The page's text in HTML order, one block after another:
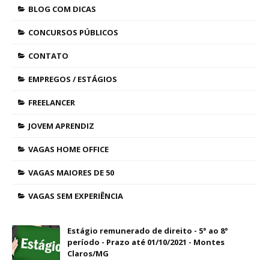
BLOG COM DICAS
CONCURSOS PÚBLICOS
CONTATO
EMPREGOS / ESTÁGIOS
FREELANCER
JOVEM APRENDIZ
VAGAS HOME OFFICE
VAGAS MAIORES DE 50
VAGAS SEM EXPERIÊNCIA
Estágio remunerado de direito - 5° ao 8°
período - Prazo até 01/10/2021 - Montes
Claros/MG